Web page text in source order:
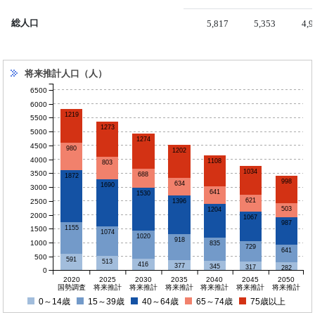
総人口 5,817 5,353
将来推計人口（人）
591 513 416 377 345 317 282
1155
1074
1020
918 835
729 641
1872
1690
1530
1396
1204
1067
987
980
803
688
634
641
621
503
1219
1273
1274
1202
1108
1034
998
2020
国勢調査
2025
将来推計
2030
将来推計
2035
将来推計
2040
将来推計
2045
将来推計
2050
将来推計
0
500
1000
1500
2000
2500
3000
3500
4000
4500
5000
5500
6000
6500
0～14歳 15～39歳 40～64歳 65～74歳 75歳以上